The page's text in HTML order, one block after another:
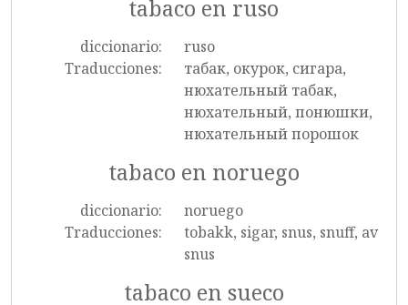
tabaco en ruso
diccionario:
ruso
Traducciones:
табак, окурок, сигара,
нюхательный табак,
нюхательный, понюшки,
нюхательный порошок
tabaco en noruego
diccionario:
noruego
Traducciones:
tobakk, sigar, snus, snuff, av
snus
tabaco en sueco